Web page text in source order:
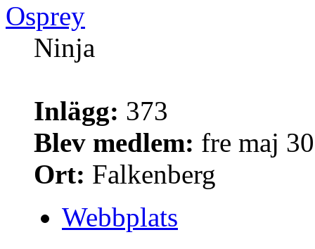
Osprey
Ninja
Inlägg: 373
Blev medlem: fre maj
Ort: Falkenberg
Webbplats